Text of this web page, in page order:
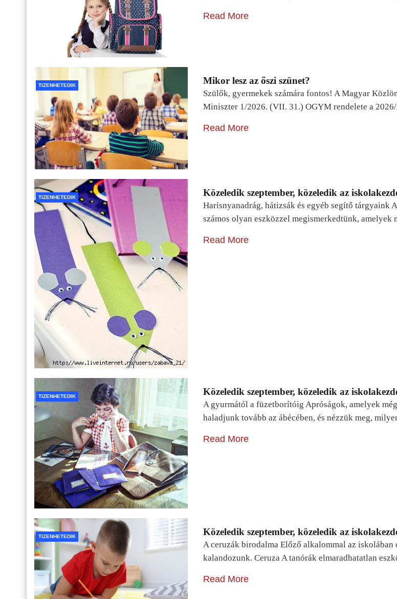
Read More
TIZENHETEDIK Mikor lesz az őszi szünet?
Szülők, gyermekek számára fontos! A Magyar
Miniszter 1/2026. (VII. 31.) OGYM rendelete a
Read More
TIZENHETEDIK Közeledik szeptember, közeledik az
Harisnyanadrág, hátizsák és egyéb segítő
számos olyan eszközzel megismerkedtünk,
Read More
TIZENHETEDIK Közeledik szeptember, közeledik az
A gyurmától a füzetborítóig Apróságok, amelyek
haladjunk tovább az ábécében, és nézzük meg,
Read More
TIZENHETEDIK Közeledik szeptember, közeledik az
A ceruzák birodalma Előző alkalommal az
kalandozunk. Ceruza A tanórák elmaradhatatlan
Read More